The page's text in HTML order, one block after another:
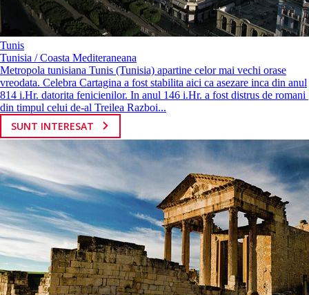
Tunis
Tunisia / Coasta Mediteraneana
Metropola tunisiana Tunis (Tunisia) apartine celor mai vechi orase
vreodata. Celebra Cartagina a fost stabilita aici ca asezare inca din anul
814 i.Hr. datorita fenicienilor. In anul 146 i.Hr. a fost distrus de romani
din timpul celui de-al Treilea Razboi...
SUNT INTERESAT